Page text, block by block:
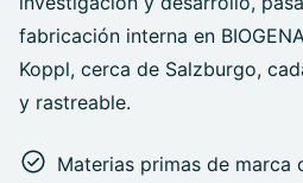
fabricación interna en
Koppl, cerca de Salzburgo,
y rastreable.
Materias primas de marca